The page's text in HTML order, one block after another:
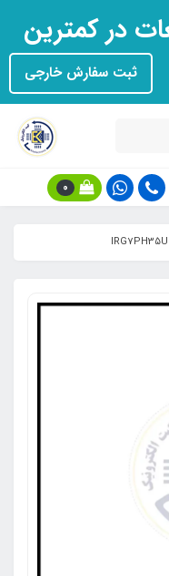
در کمترین
ثبت سفارش خارجی
0